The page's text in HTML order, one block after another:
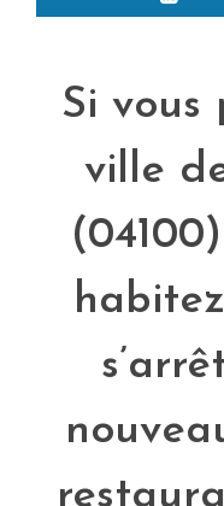
Si vous
ville